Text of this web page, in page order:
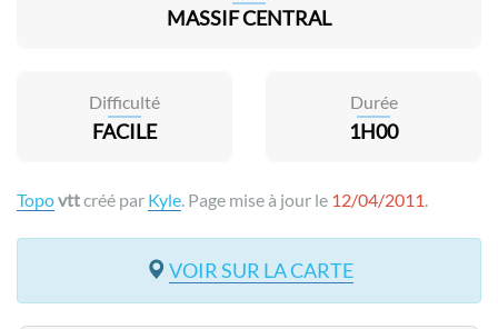
MASSIF CENTRAL
Difficulté
FACILE
Durée
1H00
Topovttcréé par Kyle. Page mise à jour le 12/04/2011.
VOIR SUR LA CARTE